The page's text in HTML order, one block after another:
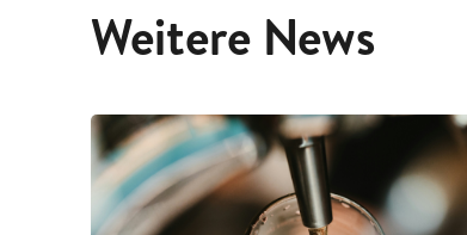
Weitere News